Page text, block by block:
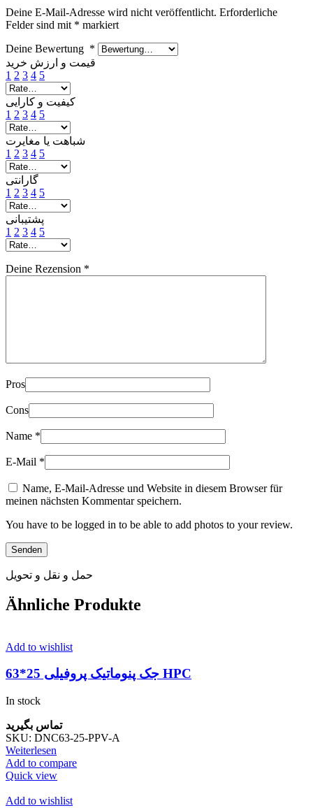
Deine E-Mail-Adresse wird nicht veröffentlicht. Erforderliche
Felder sind mit * markiert
Deine Bewertung *
قیمت و ارزش خرید
1 2 3 4 5
کیفیت و کارایی
1 2 3 4 5
شباهت یا مغایرت
1 2 3 4 5
گارانتی
1 2 3 4 5
پشتیبانی
1 2 3 4 5
Deine Rezension *
Pros
Cons
Name *
E-Mail *
Name, E-Mail-Adresse und Website in diesem Browser für
meinen nächsten Kommentar speichern.
You have to be logged in to be able to add photos to your review.
حمل و نقل و تحویل
Ähnliche Produkte
Add to wishlist
جک پنوماتیک پروفیلی 25*63 HPC
In stock
تماس بگیرید
SKU: DNC63-25-PPV-A
Weiterlesen
Add to compare
Quick view
Add to wishlist